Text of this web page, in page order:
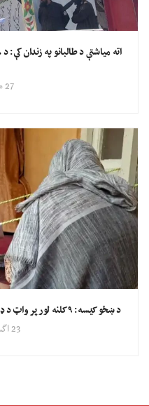
27 مې 2026
د ښځو کیسه: ۹ کلنه لور پر واټ د ډوډۍ په لټه او پلار د طالبانو په زندان کې
23 اگست 2025